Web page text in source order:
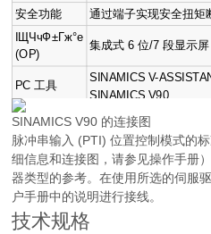
安全功能 通过端子实现安全扭矩
ІЩЧчФ±Гж°е
(OP)
集成式 6 位/7 段显示
PC 工具
SINAMICS V-
SINAMICS V90
SINAMICS V90 的连接图
脉冲串输入 (PTI) 位置控制模式的
细信息和连接图，请参见操作手册
器类型的参考。在使用所选的伺服
户手册中的说明进行接线。
技术规格